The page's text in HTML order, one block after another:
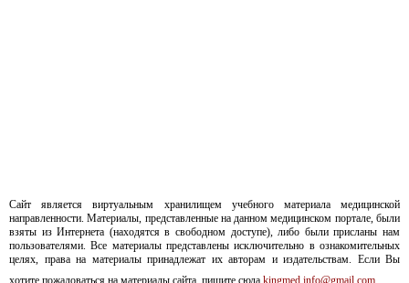
Сайт является виртуальным хранилищем учебного материала медицинской
направленности. Материалы, представленные на данном медицинском портале, были
взяты из Интернета (находятся в свободном доступе), либо были присланы нам
пользователями. Все материалы представлены исключительно в ознакомительных
целях, права на материалы принадлежат их авторам и издательствам. Если Вы
хотите пожаловаться на материалы сайта, пишите сюда kingmed.info@gmail.com